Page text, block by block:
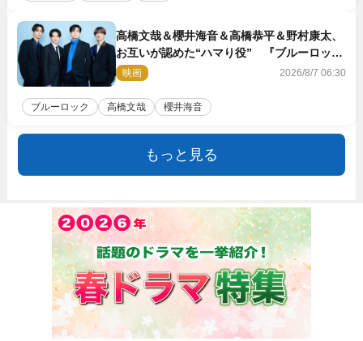
高橋文哉＆櫻井海音＆高橋恭平＆野村康太、
お互いが認めた“ハマり役” 『ブルーロッ
ク』で築いた最高のチームワーク
映画 2026/8/7 06:30
ブルーロック 高橋文哉 櫻井海音
もっと見る